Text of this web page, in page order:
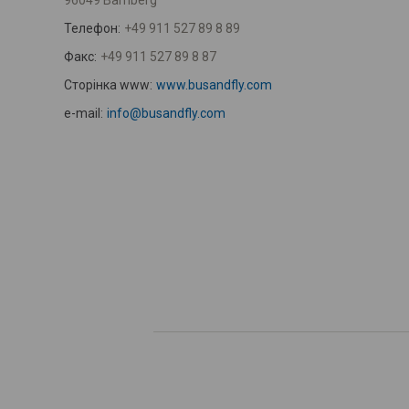
Телефон: +49 911 527 89 8 89
Факс: +49 911 527 89 8 87
Сторінка www: www.busandfly.com
e-mail: info@busandfly.com